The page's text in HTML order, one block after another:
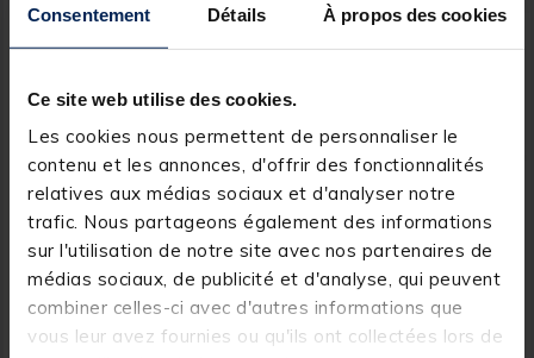
Consentement Détails À propos des cookies
Ce site web utilise des cookies.
Les cookies nous permettent de personnaliser le
contenu et les annonces, d'offrir des fonctionnalités
relatives aux médias sociaux et d'analyser notre
trafic. Nous partageons également des informations
sur l'utilisation de notre site avec nos partenaires de
médias sociaux, de publicité et d'analyse, qui peuvent
combiner celles-ci avec d'autres informations que
vous leur avez fournies ou qu'ils ont collectées lors de
TIEMCO
Outil à noeud + aiguille
TMC Tiemco Knot Tool
SILVER STONE
Outil fly tying silvertsone
finisseur de noeud rotatif
[object Object] out of 5
(2)